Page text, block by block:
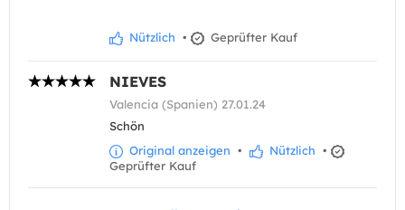
Nützlich • Geprüfter Kauf
NIEVES
Valencia (Spanien) 27.01.24
Schön
Original anzeigen • Nützlich •
Geprüfter Kauf